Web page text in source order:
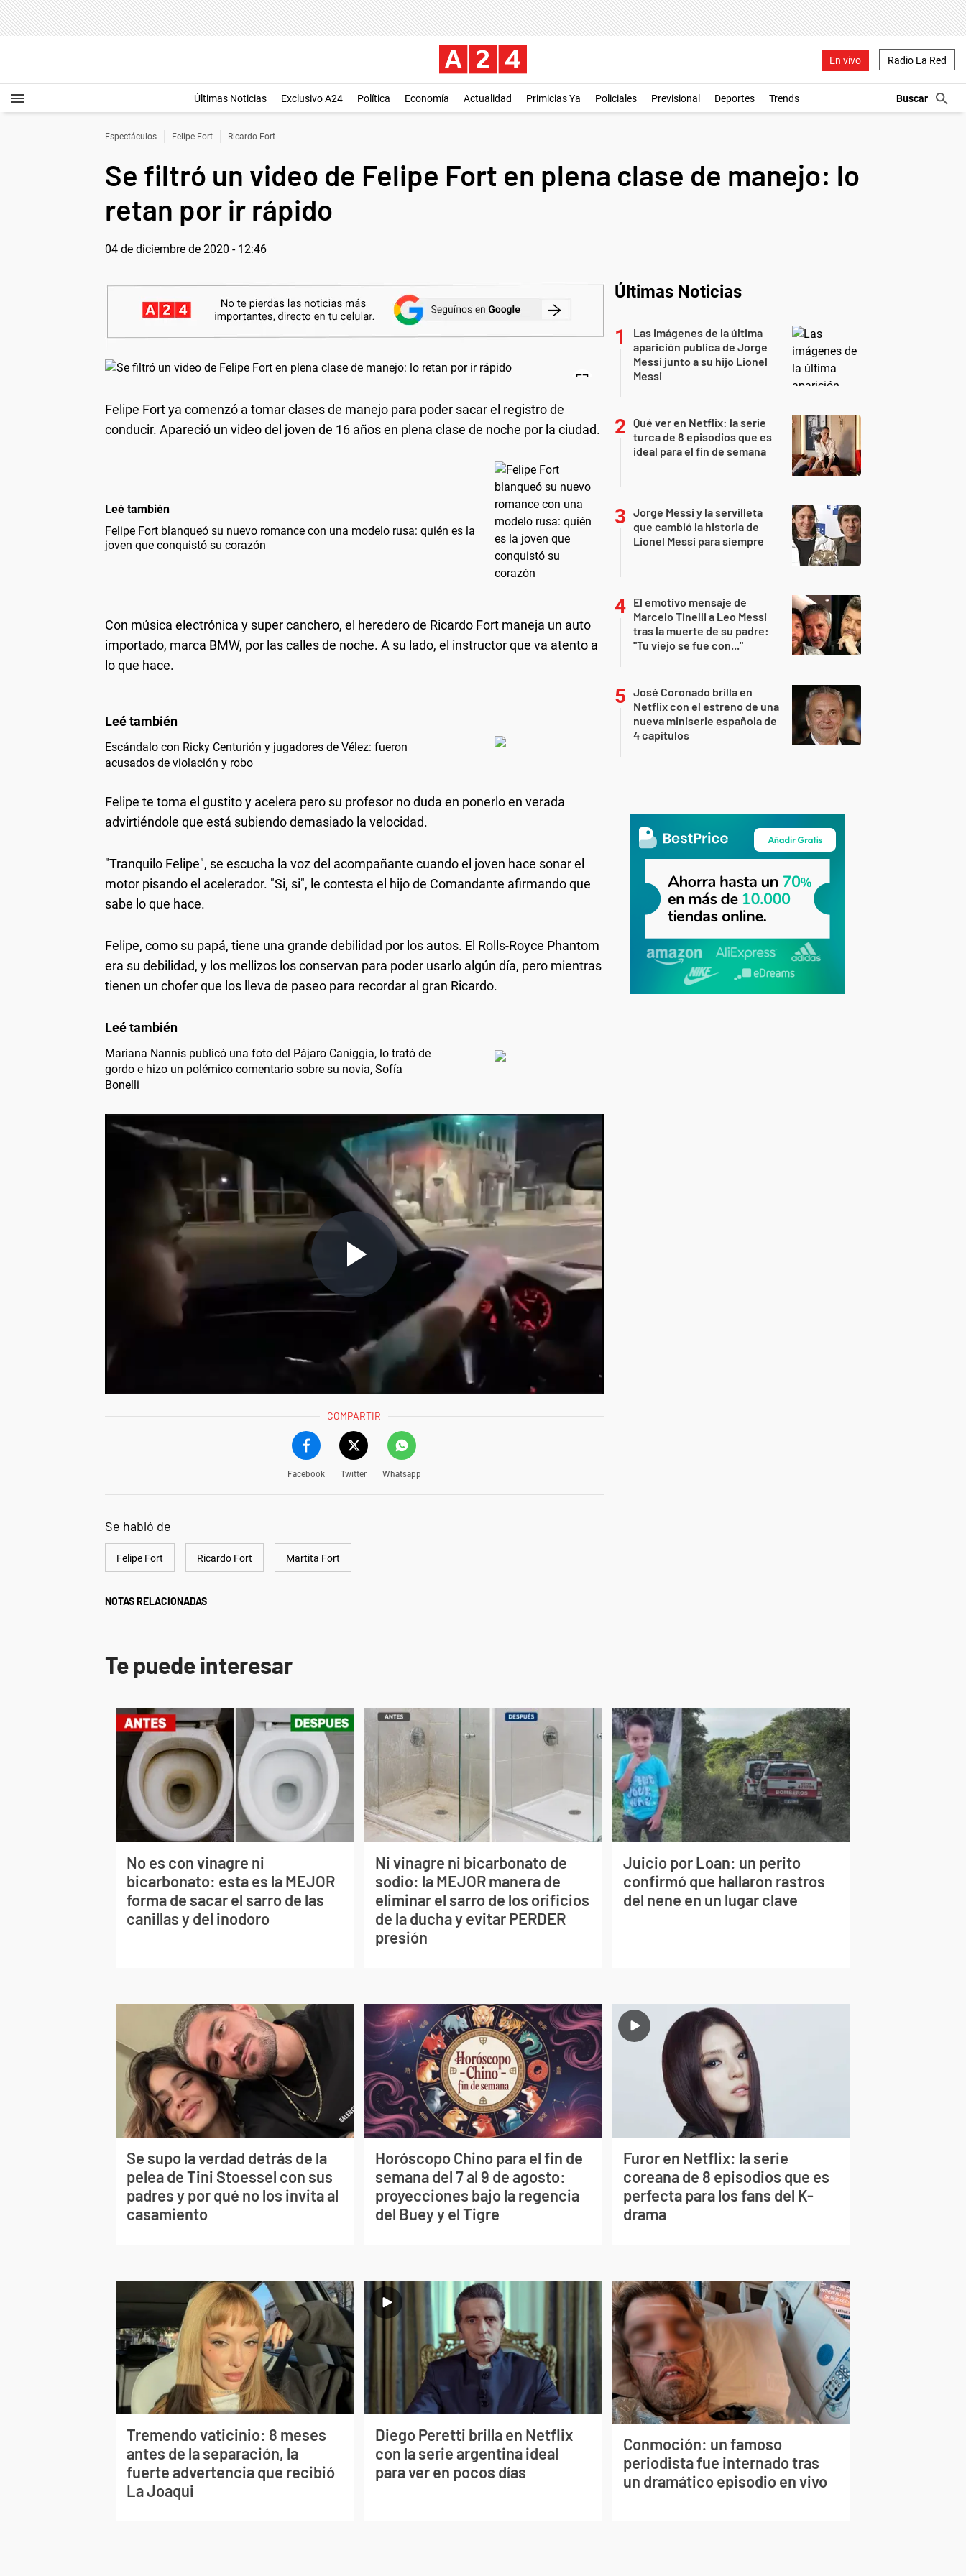
En vivo Radio La Red
Últimas Noticias Exclusivo A24 Política Economía Actualidad Primicias Ya Policiales Previsional Deportes Trends
Espectáculos Felipe Fort Ricardo Fort
Se filtró un video de Felipe Fort en plena clase de manejo: lo
retan por ir rápido
04 de diciembre de 2020 - 12:46
Felipe Fort ya comenzó a tomar clases de manejo para poder sacar el registro de
conducir. Apareció un video del joven de 16 años en plena clase de noche por la ciudad.
Leé también
Felipe Fort blanqueó su nuevo romance con una modelo rusa: quién es la
joven que conquistó su corazón
Con música electrónica y super canchero, el heredero de Ricardo Fort maneja un auto
importado, marca BMW, por las calles de noche. A su lado, el instructor que va atento a
lo que hace.
Escándalo con Ricky Centurión y jugadores de Vélez: fueron
acusados de violación y robo
Felipe te toma el gustito y acelera pero su profesor no duda en ponerlo en verada
advirtiéndole que está subiendo demasiado la velocidad.
"Tranquilo Felipe", se escucha la voz del acompañante cuando el joven hace sonar el
motor pisando el acelerador. "Si, si", le contesta el hijo de Comandante afirmando que
sabe lo que hace.
Felipe, como su papá, tiene una grande debilidad por los autos. El Rolls-Royce Phantom
era su debilidad, y los mellizos los conservan para poder usarlo algún día, pero mientras
tienen un chofer que los lleva de paseo para recordar al gran Ricardo.
Mariana Nannis publicó una foto del Pájaro Caniggia, lo trató de
gordo e hizo un polémico comentario sobre su novia, Sofía
Bonelli
COMPARTIR
Facebook Twitter Whatsapp
Se habló de
Felipe Fort Ricardo Fort Martita Fort
NOTAS RELACIONADAS
Últimas Noticias
Las imágenes de la última
aparición publica de Jorge
Messi junto a su hijo Lionel
Messi
Qué ver en Netflix: la serie
turca de 8 episodios que es
ideal para el fin de semana
Jorge Messi y la servilleta
que cambió la historia de
Lionel Messi para siempre
El emotivo mensaje de
Marcelo Tinelli a Leo Messi
tras la muerte de su padre:
"Tu viejo se fue con..."
José Coronado brilla en
Netflix con el estreno de una
nueva miniserie española de
4 capítulos
Te puede interesar
No es con vinagre ni
bicarbonato: esta es la MEJOR
forma de sacar el sarro de las
canillas y del inodoro
Ni vinagre ni bicarbonato de
sodio: la MEJOR manera de
eliminar el sarro de los orificios
de la ducha y evitar PERDER
presión
Juicio por Loan: un perito
confirmó que hallaron rastros
del nene en un lugar clave
Se supo la verdad detrás de la
pelea de Tini Stoessel con sus
padres y por qué no los invita al
casamiento
Horóscopo Chino para el fin de
semana del 7 al 9 de agosto:
proyecciones bajo la regencia
del Buey y el Tigre
Furor en Netflix: la serie
coreana de 8 episodios que es
perfecta para los fans del K-
drama
Tremendo vaticinio: 8 meses
antes de la separación, la
fuerte advertencia que recibió
La Joaqui
Diego Peretti brilla en Netflix
con la serie argentina ideal
para ver en pocos días
Conmoción: un famoso
periodista fue internado tras
un dramático episodio en vivo